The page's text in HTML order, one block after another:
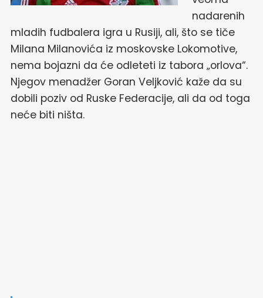
nadarenih
mladih fudbalera igra u Rusiji, ali, što se tiče
Milana Milanovića iz moskovske Lokomotive,
nema bojazni da će odleteti iz tabora „orlova“.
Njegov menadžer Goran Veljković kaže da su
dobili poziv od Ruske Federacije, ali da od toga
neće biti ništa.